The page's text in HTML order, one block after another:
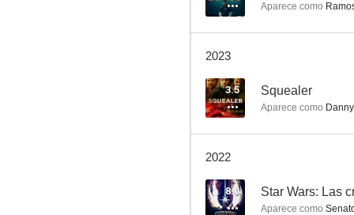
7.9
7.6
Aparece como
2023
3.5 Squealer
Aparece como
2022
8.0 Star Wars: Las
Aparece como